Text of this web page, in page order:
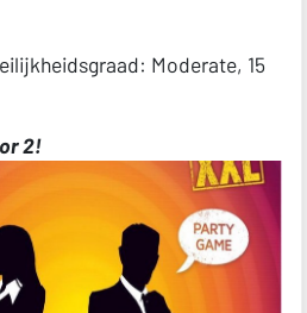
Moderate, 15
2!